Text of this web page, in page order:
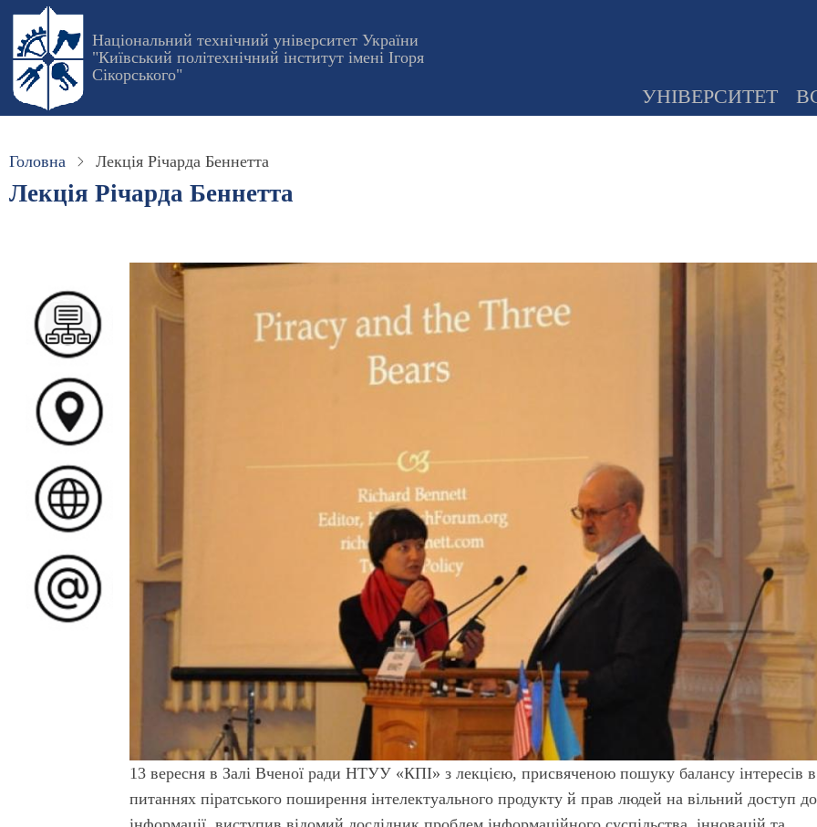
Перейти
основного
вмісту
Національний технічний університет України
"Київський політехнічний інститут імені Ігоря
Сікорського"
УНІВЕРСИТЕТ
Головна Лекція Річарда Беннетта
Лекція Річарда Беннетта
13 вересня в Залі Вченої ради НТУУ «КПІ» з лекцією, присвяченою пошуку балансу інтересів в
питаннях піратського поширення інтелектуального продукту й прав людей на вільний доступ до